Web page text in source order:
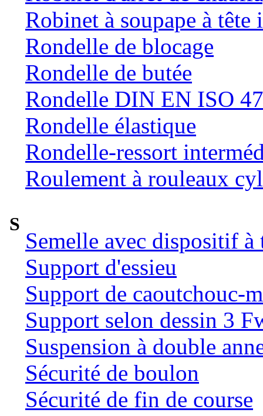
Robinet à soupape à tête
Rondelle de blocage
Rondelle de butée
Rondelle DIN EN ISO
Rondelle élastique
Rondelle-ressort
Roulement à rouleaux
S
Semelle avec dispositif
Support d'essieu
Support de caoutchouc-
Support selon dessin 3
Suspension à double
Sécurité de boulon
Sécurité de fin de course